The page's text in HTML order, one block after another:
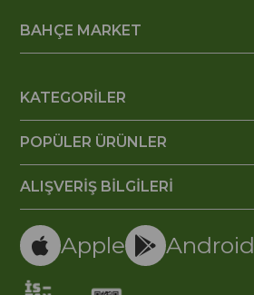
BAHÇE MARKET
KATEGORİLER
POPÜLER ÜRÜNLER
ALIŞVERİŞ BİLGİLERİ
Apple Android